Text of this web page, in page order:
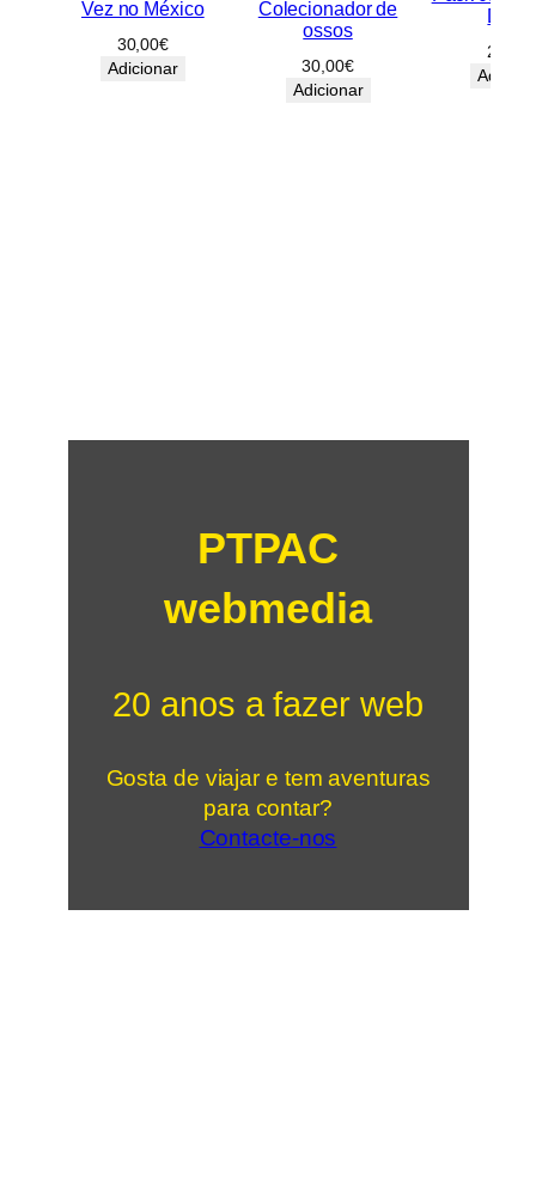
Vez no México
30,00€
Adicionar
Colecionador de
ossos
30,00€
Adicionar
25,00
PTPAC
webmedia
20 anos a fazer web
Gosta de viajar e tem aventuras
para contar?
Contacte-nos